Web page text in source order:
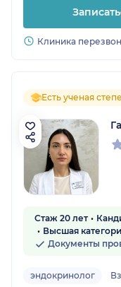
Клиника
Есть ученая
Стаж 20 лет
Высшая
Документы
эндокринолог